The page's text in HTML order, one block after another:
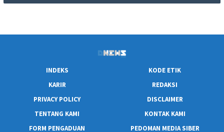
INDEKS
KODE ETIK
KARIR
REDAKSI
PRIVACY POLICY
DISCLAIMER
TENTANG KAMI
KONTAK KAMI
FORM PENGADUAN
PEDOMAN MEDIA SIBER